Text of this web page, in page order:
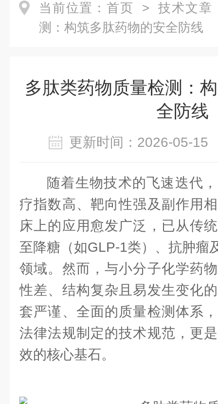
当前位置： 首页 > 技术文章
测：构筑多肽药物的安全防线
多肽类药物质量检测：
全防线
更新时间：2026-05-
随着生物技术的飞速迭代
疗指数高、靶向性强及副作用
床上的应用愈发广泛，已从传
至降糖（如GLP-1类）、抗肿瘤
领域。然而，与小分子化学药
性差、结构复杂且易发生变化
套严谨、全面的质量检测体系
法律法规制定的技术规范，更
效的核心基石。